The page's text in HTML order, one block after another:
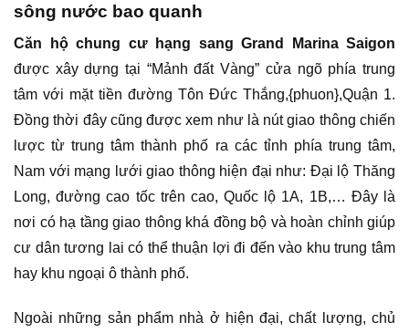
sông nước bao quanh
Căn hộ chung cư hạng sang Grand Marina Saigon
được xây dựng tại “Mảnh đất Vàng” cửa ngõ phía trung
tâm với mặt tiền đường Tôn Đức Thắng,{phuon},Quận 1.
Đồng thời đây cũng được xem như là nút giao thông chiến
lược từ trung tâm thành phố ra các tỉnh phía trung tâm,
Nam với mạng lưới giao thông hiện đại như: Đại lộ Thăng
Long, đường cao tốc trên cao, Quốc lộ 1A, 1B,… Đây là
nơi có hạ tầng giao thông khá đồng bộ và hoàn chỉnh giúp
cư dân tương lai có thể thuận lợi đi đến vào khu trung tâm
hay khu ngoại ô thành phố.
Ngoài những sản phẩm nhà ở hiện đại, chất lượng, chủ